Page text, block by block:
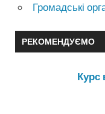
Громадські
РЕКОМЕНДУЄМО
Курс